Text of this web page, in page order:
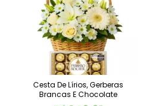
Cesta De Lírios, Gerberas
Brancas E Chocolate